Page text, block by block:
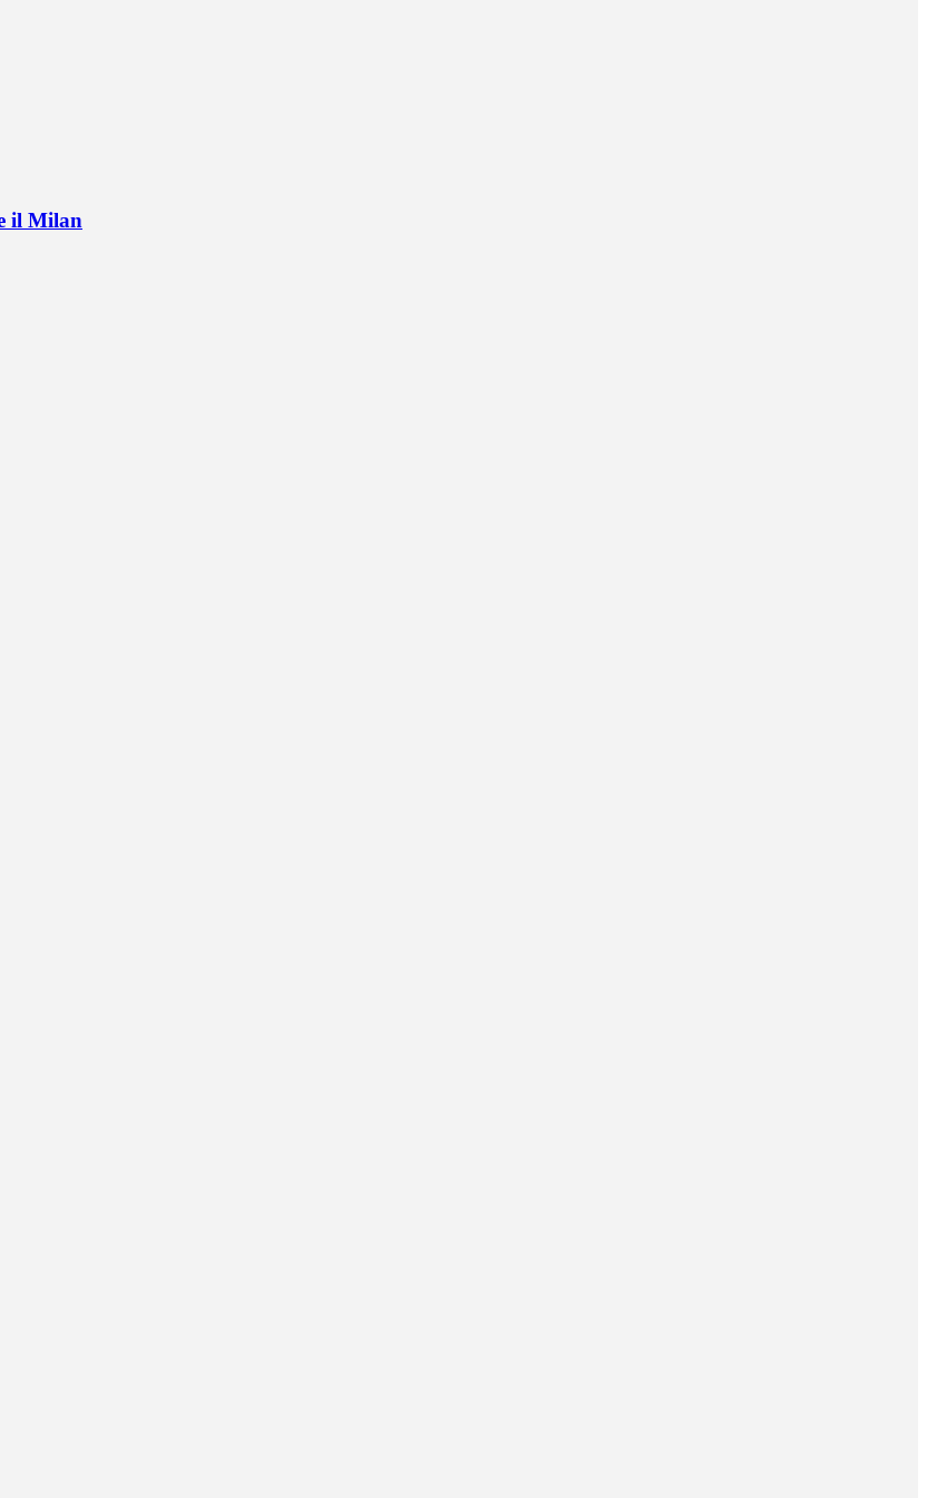
il Milan